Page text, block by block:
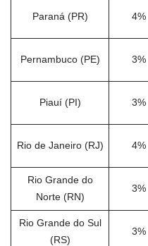
Paraná (PR) 4%
Pernambuco (PE) 3%
Piauí (PI) 3%
Rio de Janeiro (RJ) 4%
Rio Grande do
Norte (RN)
3%
Rio Grande do Sul
(RS)
3%